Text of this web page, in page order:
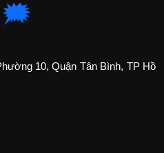
🗯
10, Quận Tân Bình, TP Hồ